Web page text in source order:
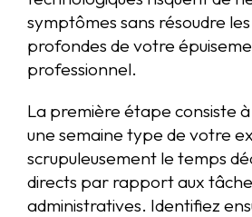
symptômes sans résoudre les
profondes de votre
professionnel.
La première étape consiste
une semaine type de votre
scrupuleusement le temps
directs par rapport aux
administratives. Identifiez